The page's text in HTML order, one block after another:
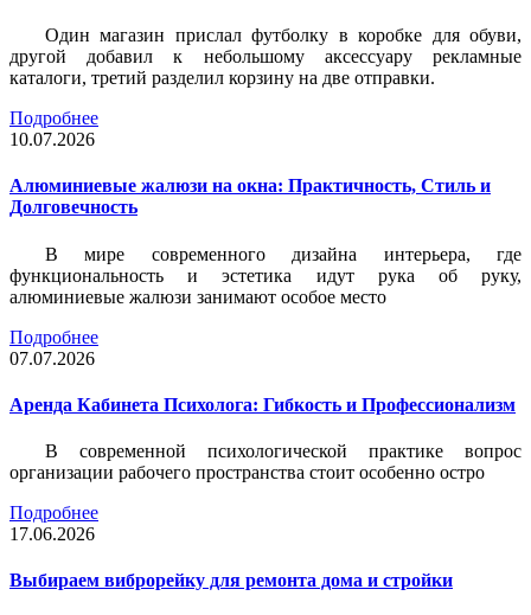
Один магазин прислал футболку в коробке для обуви,
другой добавил к небольшому аксессуару рекламные
каталоги, третий разделил корзину на две отправки.
Подробнее
10.07.2026
Алюминиевые жалюзи на окна: Практичность, Стиль и
Долговечность
В мире современного дизайна интерьера, где
функциональность и эстетика идут рука об руку,
алюминиевые жалюзи занимают особое место
Подробнее
07.07.2026
Аренда Кабинета Психолога: Гибкость и Профессионализм
В современной психологической практике вопрос
организации рабочего пространства стоит особенно остро
Подробнее
17.06.2026
Выбираем виброрейку для ремонта дома и стройки